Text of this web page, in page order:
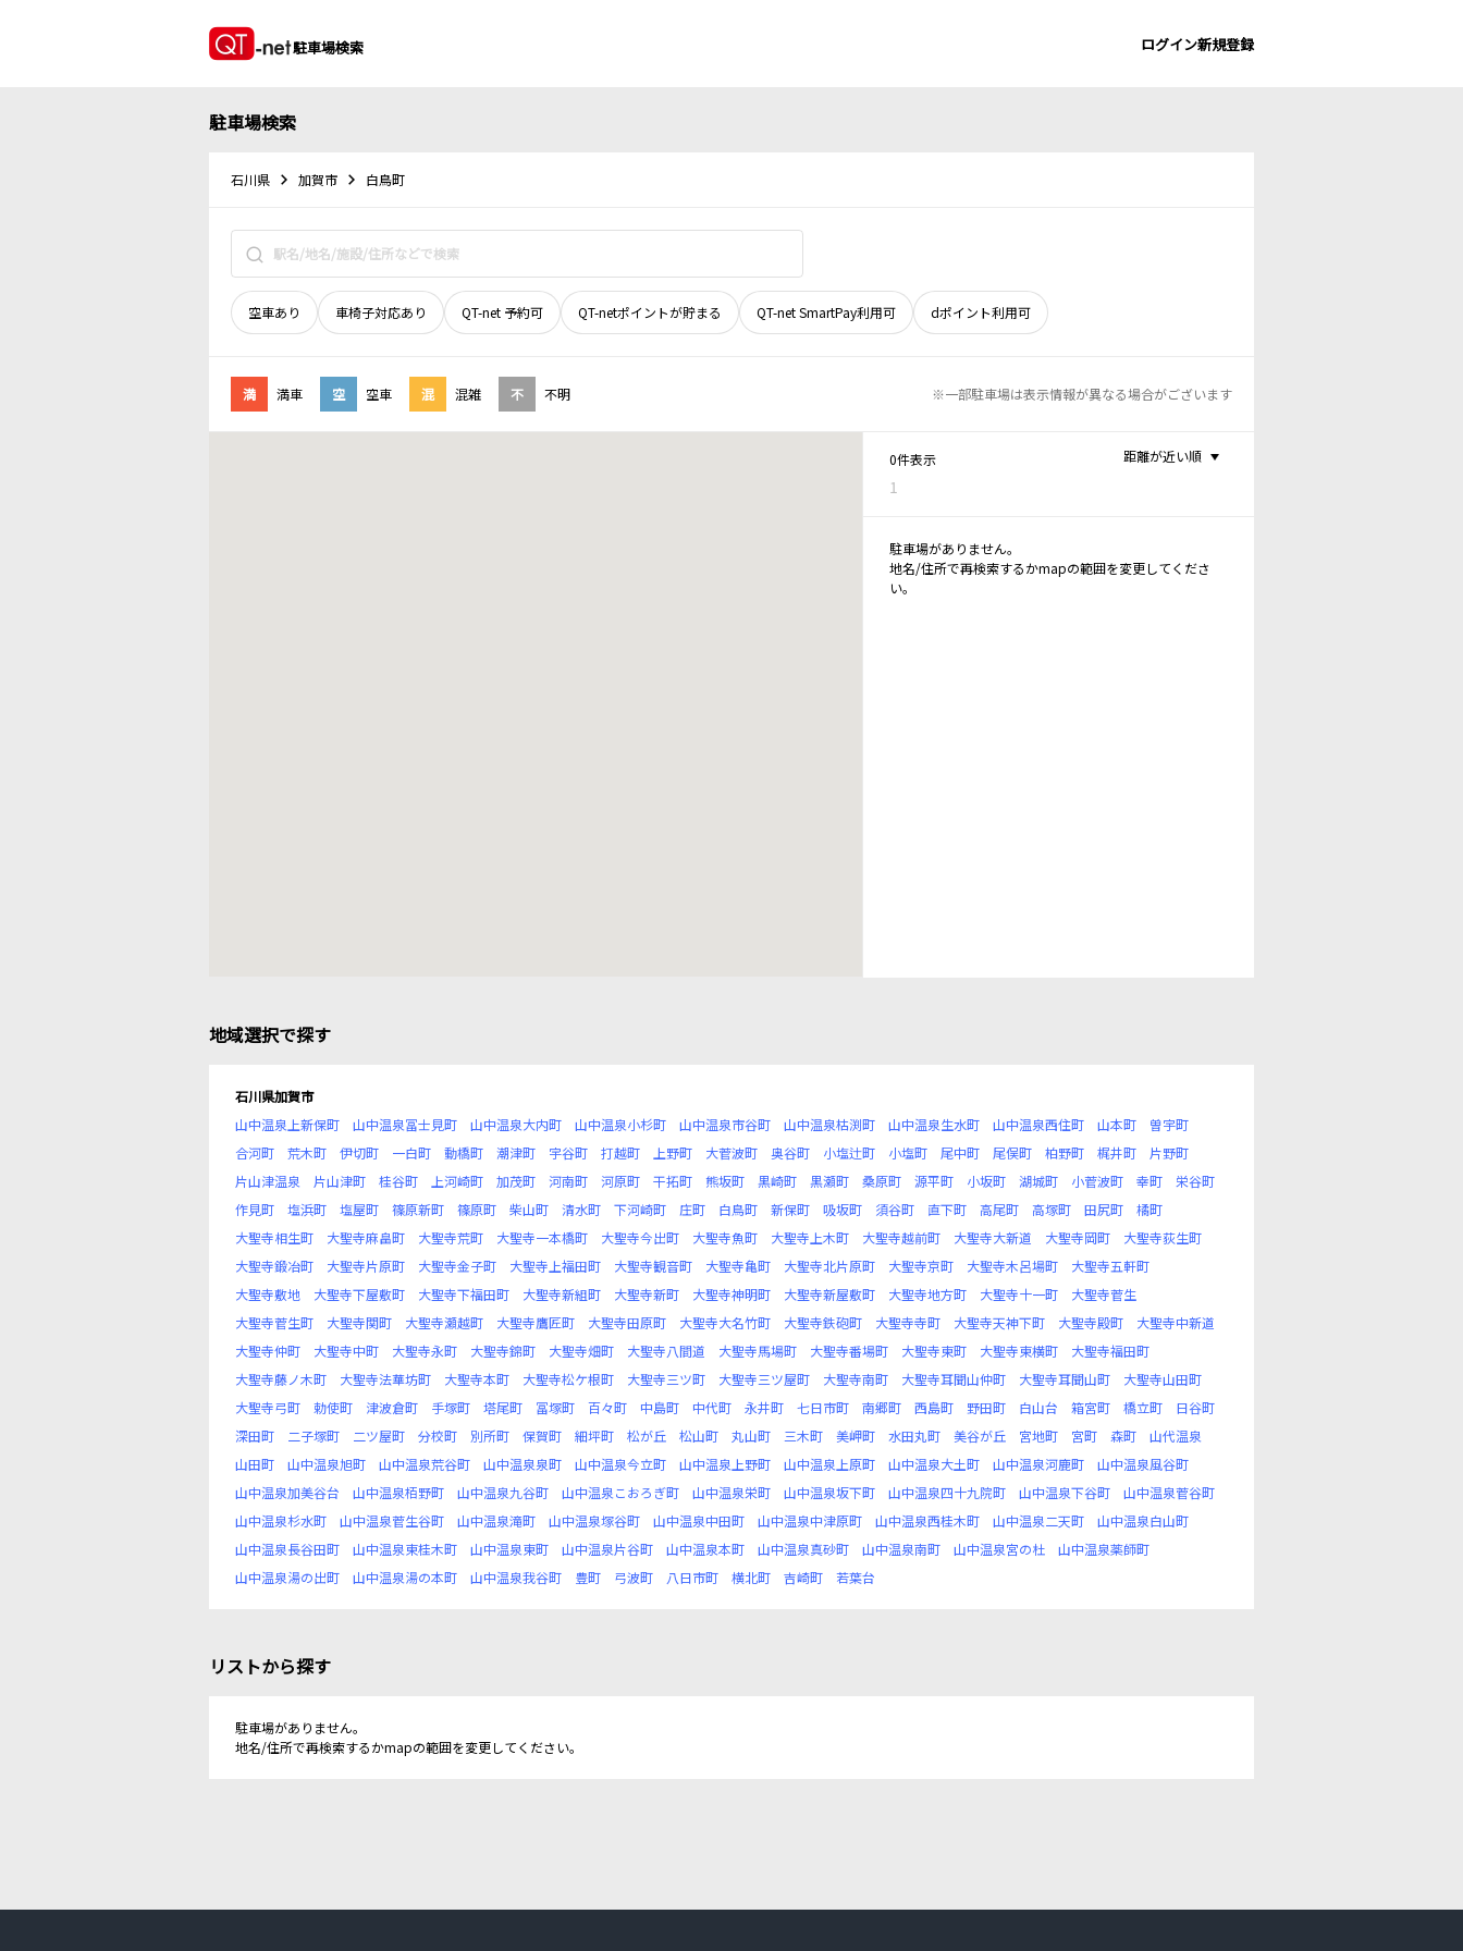
駐車場検索 ログイン新規登録
駐車場検索
石川県 加賀市 白鳥町
空車あり 車椅子対応あり QT-net 予約可 QT-netポイントが貯まる QT-net SmartPay利用可 dポイント利用可
満 満車 空 空車 混 混雑 不 不明 ※一部駐車場は表示情報が異なる場合がございます
0件表示
1
距離が近い順
駐車場がありません。
地名/住所で再検索するかmapの範囲を変更してくださ
い。
地域選択で探す
石川県加賀市
山中温泉上新保町
山中温泉冨士見町 山中温泉大内町 山中温泉小杉町 山中温泉市谷町 山中温泉枯渕町 山中温泉生水町 山中温泉西住町 山本町
曽宇町
合河町
荒木町 伊切町 一白町 動橋町 潮津町 宇谷町 打越町 上野町 大菅波町 奥谷町 小塩辻町 小塩町 尾中町 尾俣町 柏野町 梶井町
片野町
片山津温泉
片山津町 桂谷町 上河崎町 加茂町 河南町 河原町 干拓町 熊坂町 黒崎町 黒瀬町 桑原町 源平町 小坂町 湖城町 小菅波町 幸町
栄谷町
作見町
塩浜町 塩屋町 篠原新町 篠原町 柴山町 清水町 下河崎町 庄町 白鳥町 新保町 吸坂町 須谷町 直下町 高尾町 高塚町 田尻町
橘町
大聖寺相生町
大聖寺麻畠町 大聖寺荒町 大聖寺一本橋町 大聖寺今出町 大聖寺魚町 大聖寺上木町 大聖寺越前町 大聖寺大新道 大聖寺岡町
大聖寺荻生町
大聖寺鍛冶町
大聖寺片原町 大聖寺金子町 大聖寺上福田町 大聖寺観音町 大聖寺亀町 大聖寺北片原町 大聖寺京町 大聖寺木呂場町
大聖寺五軒町
大聖寺敷地
大聖寺下屋敷町 大聖寺下福田町 大聖寺新組町 大聖寺新町 大聖寺神明町 大聖寺新屋敷町 大聖寺地方町 大聖寺十一町
大聖寺菅生
大聖寺菅生町
大聖寺関町 大聖寺瀬越町 大聖寺鷹匠町 大聖寺田原町 大聖寺大名竹町 大聖寺鉄砲町 大聖寺寺町 大聖寺天神下町 大聖寺殿町
大聖寺中新道
大聖寺仲町
大聖寺中町 大聖寺永町 大聖寺錦町 大聖寺畑町 大聖寺八間道 大聖寺馬場町 大聖寺番場町 大聖寺東町 大聖寺東横町
大聖寺福田町
大聖寺藤ノ木町
大聖寺法華坊町 大聖寺本町 大聖寺松ケ根町 大聖寺三ツ町 大聖寺三ツ屋町 大聖寺南町 大聖寺耳聞山仲町 大聖寺耳聞山町
大聖寺山田町
大聖寺弓町
勅使町 津波倉町 手塚町 塔尾町 冨塚町 百々町 中島町 中代町 永井町 七日市町 南郷町 西島町 野田町 白山台 箱宮町 橋立町
日谷町
深田町
二子塚町 二ツ屋町 分校町 別所町 保賀町 細坪町 松が丘 松山町 丸山町 三木町 美岬町 水田丸町 美谷が丘 宮地町 宮町 森町
山代温泉
山田町
山中温泉旭町 山中温泉荒谷町 山中温泉泉町 山中温泉今立町 山中温泉上野町 山中温泉上原町 山中温泉大土町 山中温泉河鹿町
山中温泉風谷町
山中温泉加美谷台
山中温泉栢野町 山中温泉九谷町 山中温泉こおろぎ町 山中温泉栄町 山中温泉坂下町 山中温泉四十九院町 山中温泉下谷町
山中温泉菅谷町
山中温泉杉水町
山中温泉菅生谷町 山中温泉滝町 山中温泉塚谷町 山中温泉中田町 山中温泉中津原町 山中温泉西桂木町 山中温泉二天町
山中温泉白山町
山中温泉長谷田町
山中温泉東桂木町 山中温泉東町 山中温泉片谷町 山中温泉本町 山中温泉真砂町 山中温泉南町 山中温泉宮の杜
山中温泉薬師町
山中温泉湯の出町
山中温泉湯の本町 山中温泉我谷町 豊町 弓波町 八日市町 横北町 吉崎町 若葉台
リストから探す
駐車場がありません。
地名/住所で再検索するかmapの範囲を変更してください。